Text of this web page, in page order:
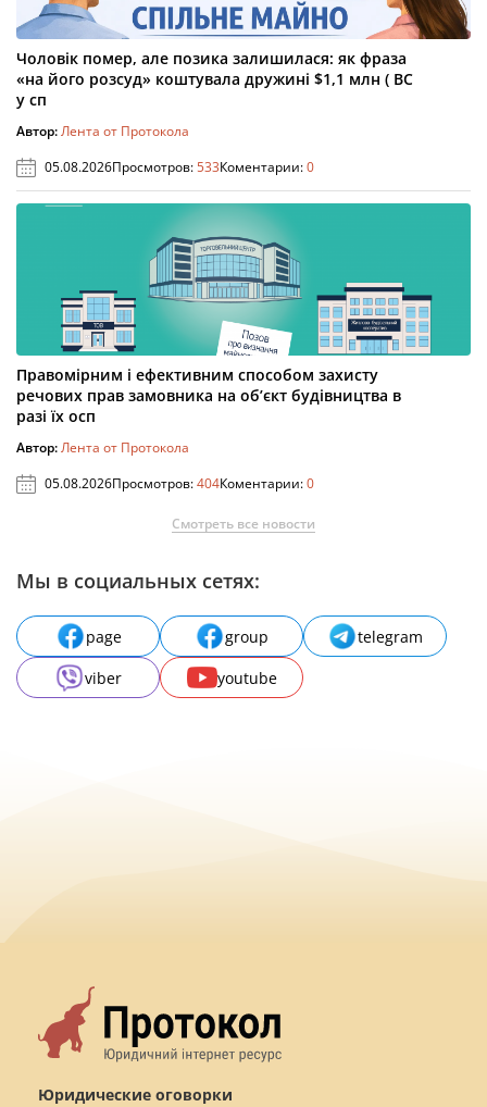
Чоловік помер, але позика залишилася: як фраза
«на його розсуд» коштувала дружині $1,1 млн ( ВС
у сп
Автор:Лента от Протокола
05.08.2026Просмотров:533Коментарии:0
Правомірним і ефективним способом захисту
речових прав замовника на об’єкт будівництва в
разі їх осп
Автор:Лента от Протокола
05.08.2026Просмотров:404Коментарии:0
Смотреть все новости
Мы в социальных сетях:
page group
telegram
viber
youtube
Юридические оговорки